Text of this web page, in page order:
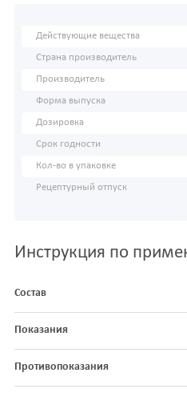
Действующие вещества
Страна производитель
Производитель
Форма выпуска
Дозировка
Срок годности
Кол-во в упаковке
Рецептурный отпуск
Инструкция по
Состав
Показания
Противопоказания